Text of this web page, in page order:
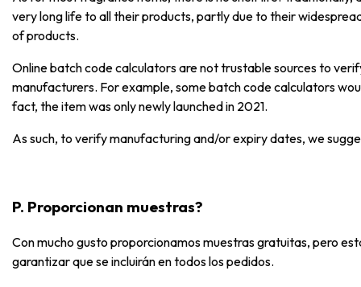
very long life to all their products, partly due to their
of products.
Online batch code calculators are not trustable sources to
manufacturers. For example, some batch code calculators
fact, the item was only newly launched in 2021.
As such, to verify manufacturing and/or expiry dates, we
P. Proporcionan muestras?
Con mucho gusto proporcionamos muestras gratuitas, pero
garantizar que se incluirán en todos los pedidos.